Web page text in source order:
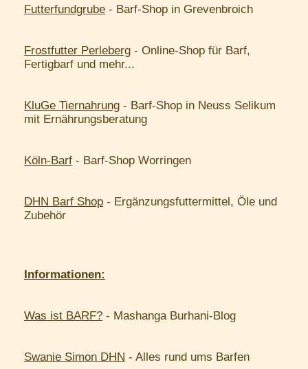
Futterfundgrube - Barf-Shop in Grevenbroich
Frostfutter Perleberg - Online-Shop für Barf,
Fertigbarf und mehr...
KluGe Tiernahrung - Barf-Shop in Neuss Selikum
mit Ernährungsberatung
Köln-Barf - Barf-Shop Worringen
DHN Barf Shop - Ergänzungsfuttermittel, Öle und
Zubehör
Informationen:
Was ist BARF? - Mashanga Burhani-Blog
Swanie Simon DHN - Alles rund ums Barfen